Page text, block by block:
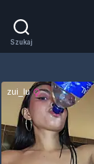
Szukaj